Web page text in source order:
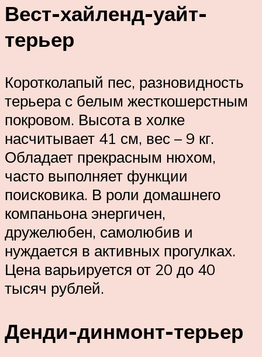
Вест-хайленд-уайт-
терьер
Коротколапый пес, разновидность
терьера с белым жесткошерстным
покровом. Высота в холке
насчитывает 41 см, вес – 9 кг.
Обладает прекрасным нюхом,
часто выполняет функции
поисковика. В роли домашнего
компаньона энергичен,
дружелюбен, самолюбив и
нуждается в активных прогулках.
Цена варьируется от 20 до 40
тысяч рублей.
Денди-динмонт-терьер